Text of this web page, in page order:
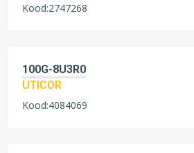
Kood:2747268
100G-8U3R0
UTICOR
Kood:4084069